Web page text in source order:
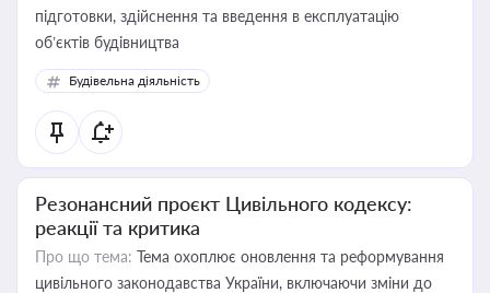
підготовки, здійснення та введення в експлуатацію
об’єктів будівництва
Будівельна діяльність
Резонансний проєкт Цивільного кодексу:
реакції та критика
Про що тема: Тема охоплює оновлення та реформування
цивільного законодавства України, включаючи зміни до